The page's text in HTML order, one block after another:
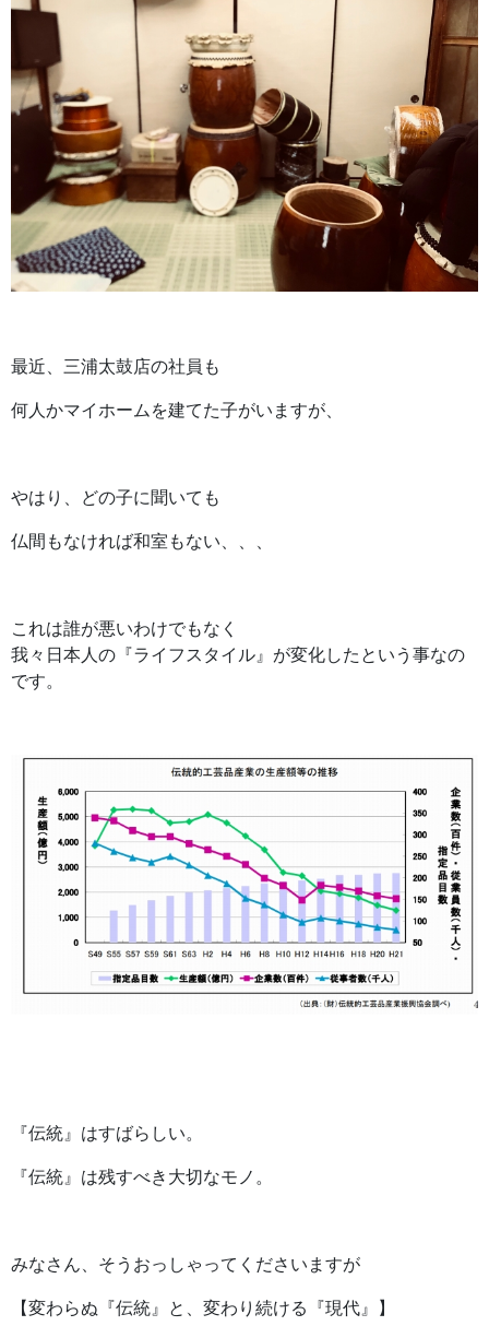
最近、三浦太鼓店の社員も
何人かマイホームを建てた子がいますが、
やはり、どの子に聞いても
仏間もなければ和室もない、、、
これは誰が悪いわけでもなく
我々日本人の『ライフスタイル』が変化したという事なの
です。
『伝統』はすばらしい。
『伝統』は残すべき大切なモノ。
みなさん、そうおっしゃってくださいますが
【変わらぬ『伝統』と、変わり続ける『現代』】